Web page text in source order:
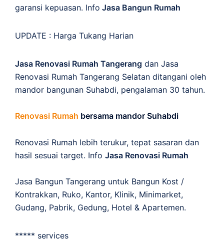
garansi kepuasan. Info Jasa Bangun Rumah
UPDATE : Harga Tukang Harian
Jasa Renovasi Rumah Tangerang dan Jasa
Renovasi Rumah Tangerang Selatan ditangani oleh
mandor bangunan Suhabdi, pengalaman 30 tahun.
Renovasi Rumah bersama mandor Suhabdi
Renovasi Rumah lebih terukur, tepat sasaran dan
hasil sesuai target. Info Jasa Renovasi Rumah
Jasa Bangun Tangerang untuk Bangun Kost /
Kontrakkan, Ruko, Kantor, Klinik, Minimarket,
Gudang, Pabrik, Gedung, Hotel & Apartemen.
***** services